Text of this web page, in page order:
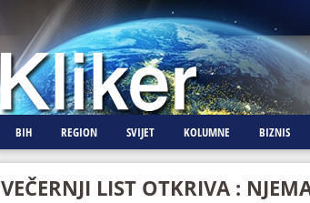
BIH REGION SVIJET KOLUMNE BIZNIS
VEČERNJI LIST OTKRIVA :